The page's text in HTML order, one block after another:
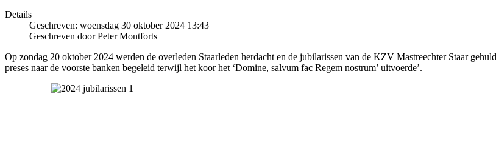
Details
Geschreven: woensdag 30 oktober 2024 13:43
Geschreven door Peter Montforts
Op zondag 20 oktober 2024 werden de overleden Staarleden herdacht en de jubilarissen van de KZV Mastreechter Staar
preses naar de voorste banken begeleid terwijl het koor het ‘Domine, salvum fac Regem nostrum’ uitvoerde’.